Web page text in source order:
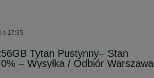
o 17:35
Tytan Pustynny– Stan
– Wysyłka / Odbiór Warszawa